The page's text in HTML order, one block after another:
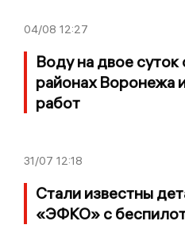
04/08 12:27
Воду на двое суток
районах Воронежа
работ
31/07 12:18
Стали известны
«ЭФКО» с